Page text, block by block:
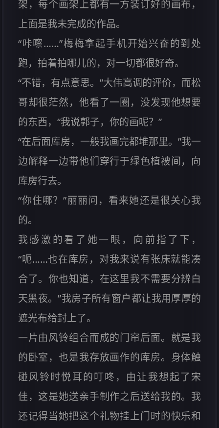
架，每个画架上都有一方装订好的画布，
上面是我未完成的作品。
“咔嚓……”梅梅拿起手机开始兴奋的到处
跑，拍着拍哪儿的，对一切都很好奇。
“不错，有点意思。”大伟高调的评价，而松
哥却很茫然，他看了一圈，没发现他想要
的东西，“我说郭子，你的画呢？”
“在后面库房，一般我画完都堆那里。”我一
边解释一边带他们穿行于绿色植被间，向
库房行去。
“你住哪？”丽丽问，看来她还是很关心我
的。
我感激的看了她一眼，向前指了下，
“呃……也在库房，对我来说有张床就能凑
合了。你也知道，在这里我不需要分辨白
天黑夜。”我房子所有窗户都让我用厚厚的
遮光布给封上了。
一片由风铃组合而成的门帘后面。就是我
的卧室，也是我存放画作的库房。身体触
碰风铃时悦耳的叮咚，由让我想起了宋
佳，这是她送亲手制作之后送给我的。我
还记得当她把这个礼物挂上门时的快乐和